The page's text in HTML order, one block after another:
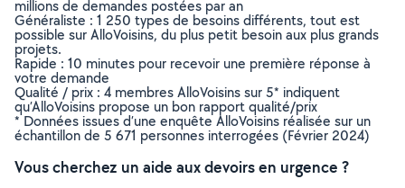
millions de demandes postées par an
Généraliste : 1 250 types de besoins différents, tout est
possible sur AlloVoisins, du plus petit besoin aux plus grands
projets.
Rapide : 10 minutes pour recevoir une première réponse à
votre demande
Qualité / prix : 4 membres AlloVoisins sur 5* indiquent
qu’AlloVoisins propose un bon rapport qualité/prix
* Données issues d’une enquête AlloVoisins réalisée sur un
échantillon de 5 671 personnes interrogées (Février 2024)
Vous cherchez un aide aux devoirs en urgence ?